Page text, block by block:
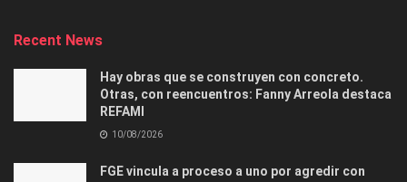
Recent News
Hay obras que se construyen con concreto.
Otras, con reencuentros: Fanny Arreola destaca
REFAMI
10/08/2026
FGE vincula a proceso a uno por agredir con